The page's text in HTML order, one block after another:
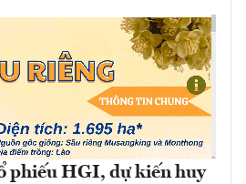
phiếu HGI, dự kiến huy